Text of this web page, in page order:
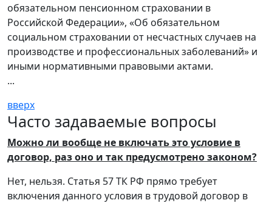
обязательном пенсионном страховании в
Российской Федерации», «Об обязательном
социальном страховании от несчастных случаев на
производстве и профессиональных заболеваний» и
иными нормативными правовыми актами.
...
вверх
Часто задаваемые вопросы
Можно ли вообще не включать это условие в
договор, раз оно и так предусмотрено законом?
Нет, нельзя. Статья 57 ТК РФ прямо требует
включения данного условия в трудовой договор в